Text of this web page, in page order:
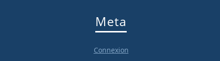
Meta
Connexion